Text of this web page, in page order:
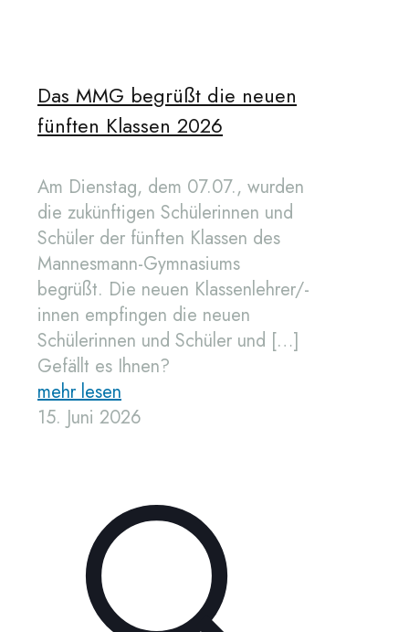
Das MMG begrüßt die neuen
fünften Klassen 2026
Am Dienstag, dem 07.07., wurden
die zukünftigen Schülerinnen und
Schüler der fünften Klassen des
Mannesmann-Gymnasiums
begrüßt. Die neuen Klassenlehrer/-
innen empfingen die neuen
Schülerinnen und Schüler und […]
Gefällt es Ihnen?
mehr lesen
15. Juni 2026